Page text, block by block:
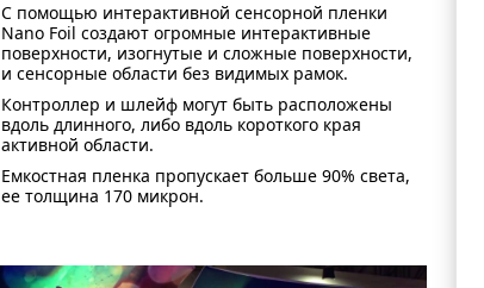
С помощью интерактивной сенсорной пленки
Nano Foil создают огромные интерактивные
поверхности, изогнутые и сложные поверхности,
и сенсорные области без видимых рамок.
Контроллер и шлейф могут быть расположены
вдоль длинного, либо вдоль короткого края
активной области.
Емкостная пленка пропускает больше 90% света,
ее толщина 170 микрон.